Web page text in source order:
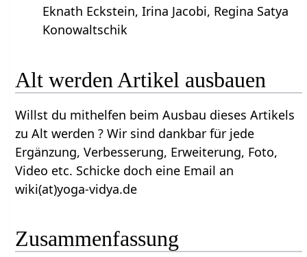
Eknath Eckstein, Irina Jacobi, Regina Satya
Konowaltschik
Alt werden‏‎ Artikel ausbauen
Willst du mithelfen beim Ausbau dieses Artikels
zu Alt werden‏‎ ? Wir sind dankbar für jede
Ergänzung, Verbesserung, Erweiterung, Foto,
Video etc. Schicke doch eine Email an
wiki(at)yoga-vidya.de
Zusammenfassung